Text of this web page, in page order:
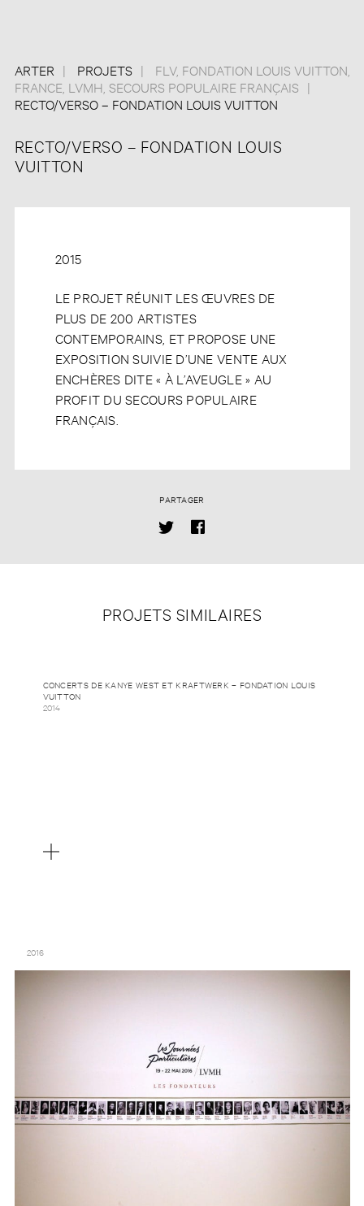
ARTER PROJETS FLV, FONDATION LOUIS VUITTON
FRANCE, LVMH SECOURS POPULAIRE FRANÇAIS
RECTO/VERSO – FONDATION LOUIS VUITTON
RECTO/VERSO – FONDATION LOUIS
VUITTON
2015
LE PROJET RÉUNIT LES ŒUVRES DE
PLUS DE 200 ARTISTES
CONTEMPORAINS, ET PROPOSE UNE
EXPOSITION SUIVIE D’UNE VENTE AUX
ENCHÈRES DITE « À L’AVEUGLE » AU
PROFIT DU SECOURS POPULAIRE
FRANÇAIS.
PARTAGER
PROJETS SIMILAIRES
CONCERTS DE KANYE WEST ET KRAFTWERK – FONDATION LOUIS
VUITTON
2014
2016